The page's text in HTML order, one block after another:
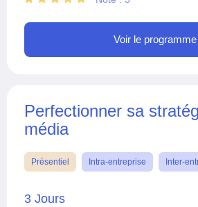
Voir le programme
Perfectionner sa
média
Présentiel Intra-entreprise Inter-
3 Jours